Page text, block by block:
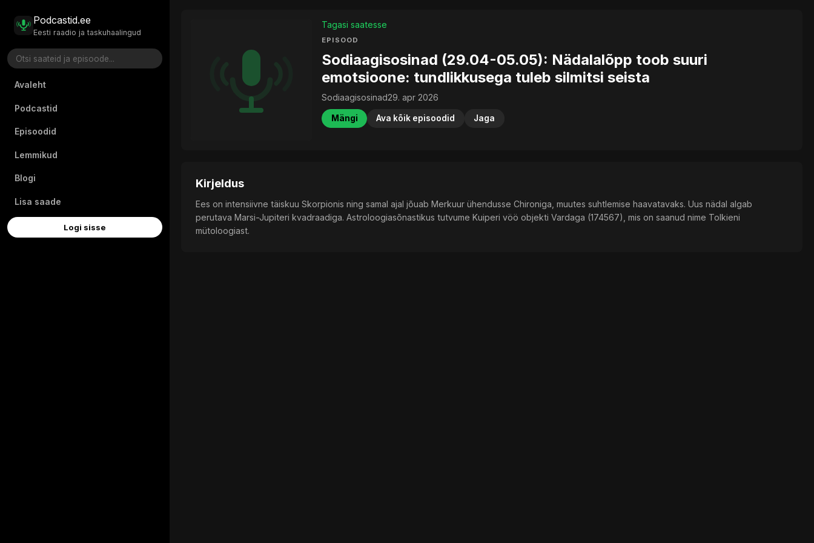
Podcastid.ee
Eesti raadio ja taskuhaalingud
Avaleht
Podcastid
Episoodid
Lemmikud
Blogi
Lisa saade
Logi sisse
Tagasi saatesse
EPISOOD
Sodiaagisosinad (29.04-05.05): Nädalalõpp toob suuri
emotsioone: tundlikkusega tuleb silmitsi seista
Sodiaagisosinad29. apr 2026
Mängi Ava kõik episoodid Jaga
Kirjeldus
Ees on intensiivne täiskuu Skorpionis ning samal ajal jõuab Merkuur ühendusse Chironiga, muutes suhtlemise haavatavaks. Uus nädal algab
perutava Marsi-Jupiteri kvadraadiga. Astroloogiasõnastikus tutvume Kuiperi vöö objekti Vardaga (174567), mis on saanud nime Tolkieni
mütoloogiast.